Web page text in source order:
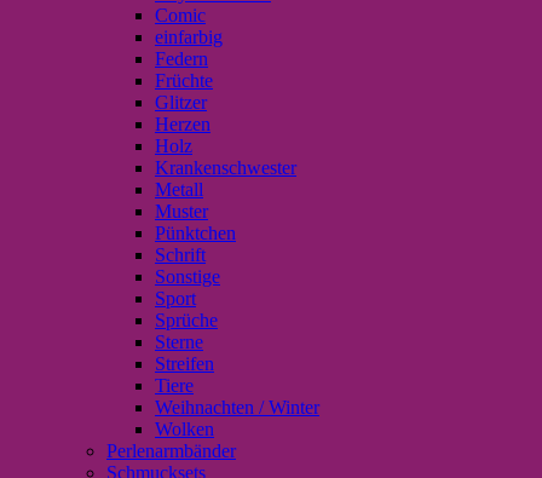
Comic
einfarbig
Federn
Früchte
Glitzer
Herzen
Holz
Krankenschwester
Metall
Muster
Pünktchen
Schrift
Sonstige
Sport
Sprüche
Sterne
Streifen
Tiere
Weihnachten / Winter
Wolken
Perlenarmbänder
Schmucksets